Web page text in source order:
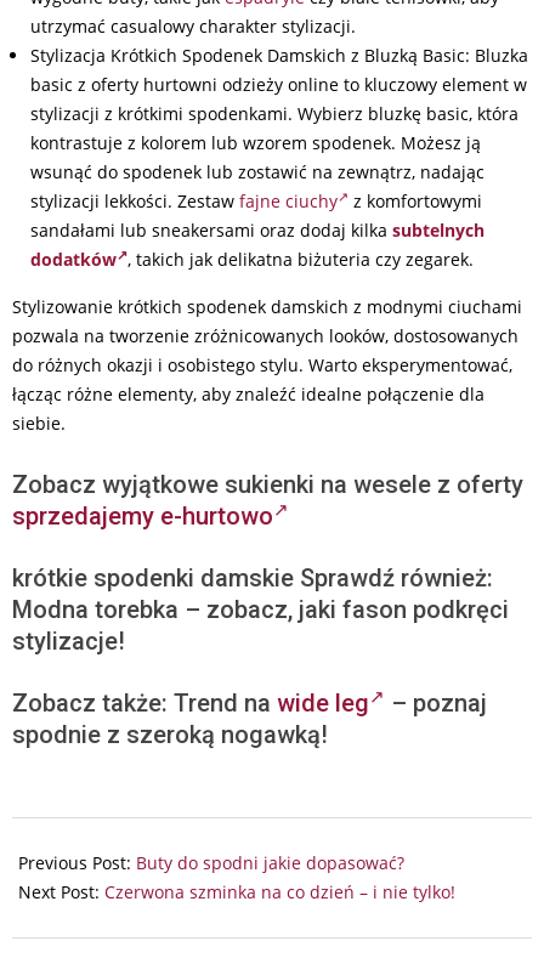
utrzymać casualowy charakter stylizacji.
Stylizacja Krótkich Spodenek Damskich z Bluzką Basic: Bluzka
basic z oferty hurtowni odzieży online to kluczowy element w
stylizacji z krótkimi spodenkami. Wybierz bluzkę basic, która
kontrastuje z kolorem lub wzorem spodenek. Możesz ją
wsunąć do spodenek lub zostawić na zewnątrz, nadając
stylizacji lekkości. Zestaw fajne ciuchy
z komfortowymi
sandałami lub sneakersami oraz dodaj kilka subtelnych
dodatków , takich jak delikatna biżuteria czy zegarek.
Stylizowanie krótkich spodenek damskich z modnymi ciuchami
pozwala na tworzenie zróżnicowanych looków, dostosowanych
do różnych okazji i osobistego stylu. Warto eksperymentować,
łącząc różne elementy, aby znaleźć idealne połączenie dla
siebie.
Zobacz wyjątkowe sukienki na wesele z oferty
sprzedajemy e-hurtowo
krótkie spodenki damskie Sprawdź również:
Modna torebka – zobacz, jaki fason podkręci
stylizacje!
Zobacz także: Trend na wide leg
– poznaj
spodnie z szeroką nogawką!
06-
09
Previous Post: Buty do spodni jakie dopasować?
Next Post: Czerwona szminka na co dzień – i nie tylko!